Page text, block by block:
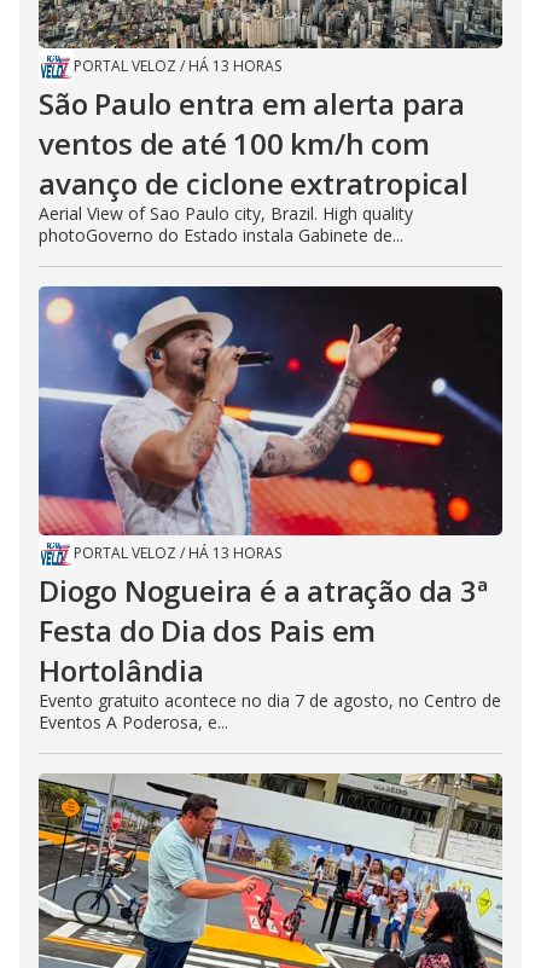
PORTAL VELOZ / HÁ 13 HORAS
São Paulo entra em alerta para
ventos de até 100 km/h com
avanço de ciclone extratropical
Aerial View of Sao Paulo city, Brazil. High quality
photoGoverno do Estado instala Gabinete de...
PORTAL VELOZ / HÁ 13 HORAS
Diogo Nogueira é a atração da 3ª
Festa do Dia dos Pais em
Hortolândia
Evento gratuito acontece no dia 7 de agosto, no Centro de
Eventos A Poderosa, e...